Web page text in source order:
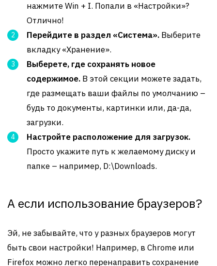
нажмите Win + I. Попали в «Настройки»?
Отлично!
Перейдите в раздел «Система». Выберите
вкладку «Хранение».
Выберете, где сохранять новое
содержимое. В этой секции можете задать,
где размещать ваши файлы по умолчанию –
будь то документы, картинки или, да-да,
загрузки.
Настройте расположение для загрузок.
Просто укажите путь к желаемому диску и
папке – например, D:\Downloads.
А если использование браузеров?
Эй, не забывайте, что у разных браузеров могут
быть свои настройки! Например, в Chrome или
Firefox можно легко перенаправить сохранение